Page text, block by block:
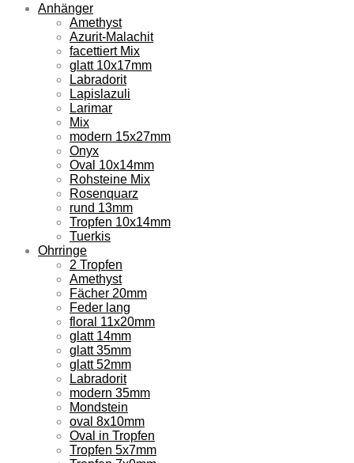
Anhänger
Amethyst
Azurit-Malachit
facettiert Mix
glatt 10x17mm
Labradorit
Lapislazuli
Larimar
Mix
modern 15x27mm
Onyx
Oval 10x14mm
Rohsteine Mix
Rosenquarz
rund 13mm
Tropfen 10x14mm
Tuerkis
Ohrringe
2 Tropfen
Amethyst
Fächer 20mm
Feder lang
floral 11x20mm
glatt 14mm
glatt 35mm
glatt 52mm
Labradorit
modern 35mm
Mondstein
oval 8x10mm
Oval in Tropfen
Tropfen 5x7mm